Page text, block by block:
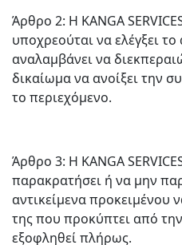
Άρθρο 2: Η KANGA
υποχρεούται να ελέγξει
αναλαμβάνει να
δικαίωμα να ανοίξει την
το περιεχόμενο.
Άρθρο 3: Η KANGA
παρακρατήσει ή να μην
αντικείμενα προκειμένου
της που προκύπτει από
εξοφληθεί πλήρως.